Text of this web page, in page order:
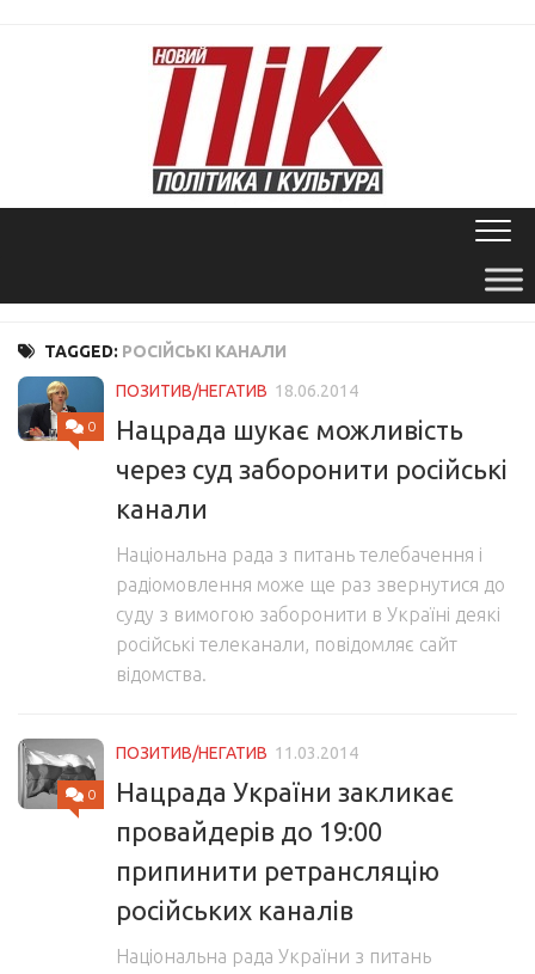
TAGGED: РОСІЙСЬКІ КАНАЛИ
0
ПОЗИТИВ/НЕГАТИВ 18.06.2014
Нацрада шукає можливість
через суд заборонити російські
канали
Національна рада з питань телебачення і
радіомовлення може ще раз звернутися до
суду з вимогою заборонити в Україні деякі
російські телеканали, повідомляє сайт
відомства.
0
ПОЗИТИВ/НЕГАТИВ 11.03.2014
Нацрада України закликає
провайдерів до 19:00
припинити ретрансляцію
російських каналів
Національна рада України з питань